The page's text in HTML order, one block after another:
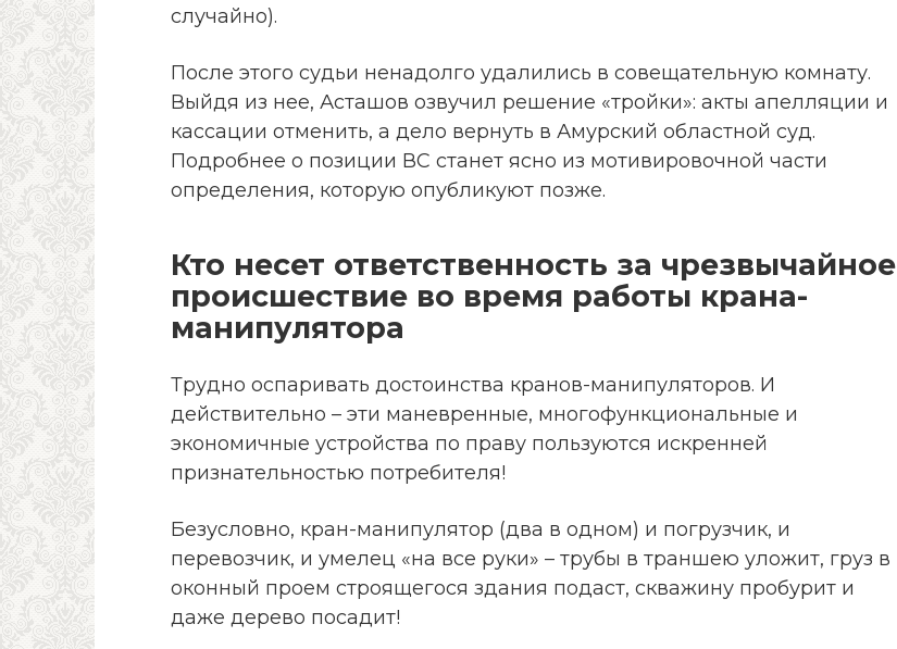
случайно).
После этого судьи ненадолго удалились в совещательную комнату.
Выйдя из нее, Асташов озвучил решение «тройки»: акты апелляции и
кассации отменить, а дело вернуть в Амурский областной суд.
Подробнее о позиции ВС станет ясно из мотивировочной части
определения, которую опубликуют позже.
Кто несет ответственность за чрезвычайное
происшествие во время работы крана-
манипулятора
Трудно оспаривать достоинства кранов-манипуляторов. И
действительно – эти маневренные, многофункциональные и
экономичные устройства по праву пользуются искренней
признательностью потребителя!
Безусловно, кран-манипулятор (два в одном) и погрузчик, и
перевозчик, и умелец «на все руки» – трубы в траншею уложит, груз в
оконный проем строящегося здания подаст, скважину пробурит и
даже дерево посадит!